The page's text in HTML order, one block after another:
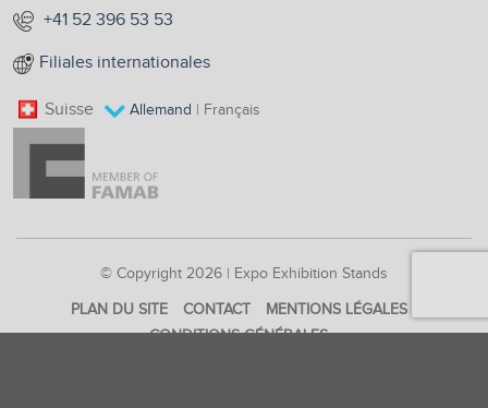
+41 52 396 53 53
Filiales internationales
Suisse Allemand | Français
© Copyright 2026 | Expo Exhibition Stands
PLAN DU SITE CONTACT
MENTIONS LÉGALES
CONDITIONS GÉNÉRALES